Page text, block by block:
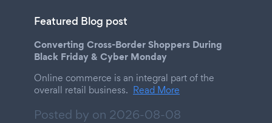
Featured Blog post
Converting Cross-Border Shoppers During
Black Friday & Cyber Monday
Online commerce is an integral part of the
overall retail business. Read More
Posted by on 2026-08-08